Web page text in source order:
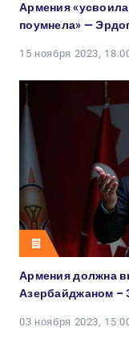
Армения
поумнела» —
15 ноября 2023,
Армения должна
Азербайджаном –
03 ноября 2023,